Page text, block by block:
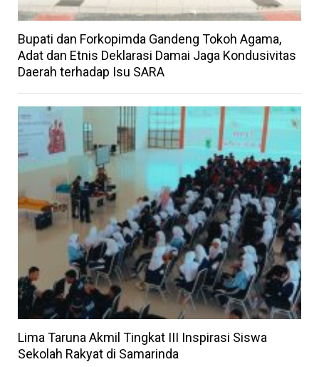
Bupati dan Forkopimda Gandeng Tokoh Agama,
Adat dan Etnis Deklarasi Damai Jaga Kondusivitas
Daerah terhadap Isu SARA
Lima Taruna Akmil Tingkat III Inspirasi Siswa
Sekolah Rakyat di Samarinda